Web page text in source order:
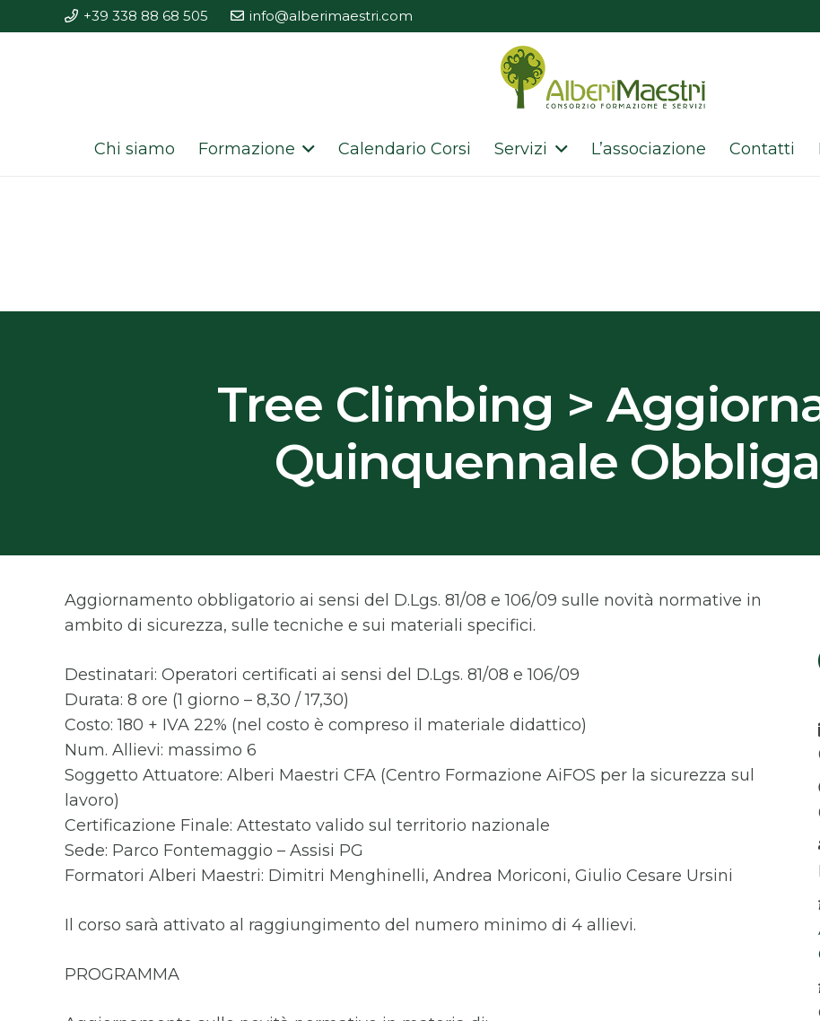
+39 338 88 68 505 info@alberimaestri.com
Chi siamo Formazione Calendario Corsi Servizi L’associazione Contatti
Tree Climbing >
Quinquennale
Aggiornamento obbligatorio ai sensi del D.Lgs. 81/08 e 106/09 sulle novità normative in
ambito di sicurezza, sulle tecniche e sui materiali specifici.
Destinatari: Operatori certificati ai sensi del D.Lgs. 81/08 e 106/09
Durata: 8 ore (1 giorno – 8,30 / 17,30)
Costo: 180 + IVA 22% (nel costo è compreso il materiale didattico)
Num. Allievi: massimo 6
Soggetto Attuatore: Alberi Maestri CFA (Centro Formazione AiFOS per la sicurezza sul
lavoro)
Certificazione Finale: Attestato valido sul territorio nazionale
Sede: Parco Fontemaggio – Assisi PG
Formatori Alberi Maestri: Dimitri Menghinelli, Andrea Moriconi, Giulio Cesare Ursini
Il corso sarà attivato al raggiungimento del numero minimo di 4 allievi.
PROGRAMMA